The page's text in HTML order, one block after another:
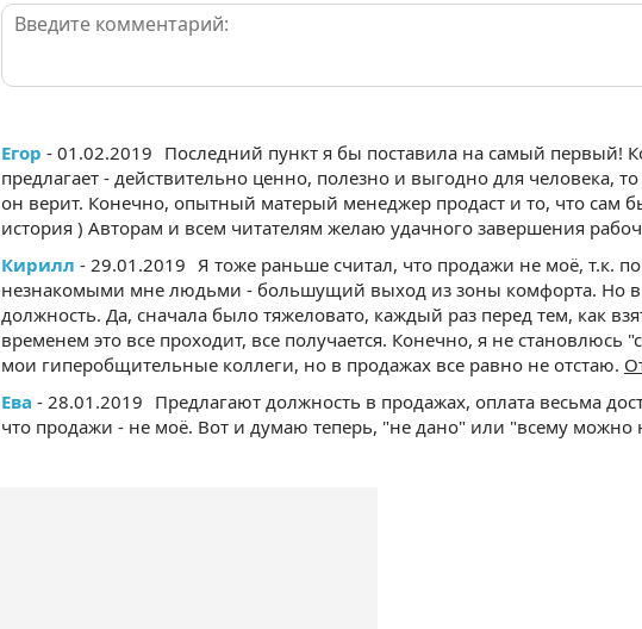
Егор - 01.02.2019 Последний пункт я бы поставила на самый первый!
предлагает - действительно ценно, полезно и выгодно для человека,
он верит. Конечно, опытный матерый менеджер продаст и то, что сам
история ) Авторам и всем читателям желаю удачного завершения
Кирилл - 29.01.2019 Я тоже раньше считал, что продажи не моё, т.к.
незнакомыми мне людьми - большущий выход из зоны комфорта. Но в
должность. Да, сначала было тяжеловато, каждый раз перед тем, как
временем это все проходит, все получается. Конечно, я не становлюсь
мои гиперобщительные коллеги, но в продажах все равно не отстаю.
Ева - 28.01.2019 Предлагают должность в продажах, оплата весьма
что продажи - не моё. Вот и думаю теперь, "не дано" или "всему можно